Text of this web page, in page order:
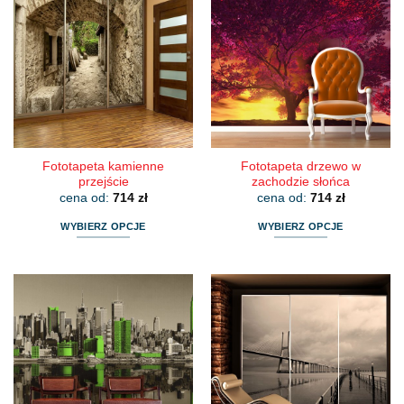
Fototapeta kamienne
przejście
cena od: 714 zł
WYBIERZ OPCJE
wiele
wariantów.
Opcje
można
wybrać
na
Fototapeta drzewo w
zachodzie słońca
cena od: 714 zł
WYBIERZ OPCJE
ma
wariantów.
Opcje
można
wybrać
na